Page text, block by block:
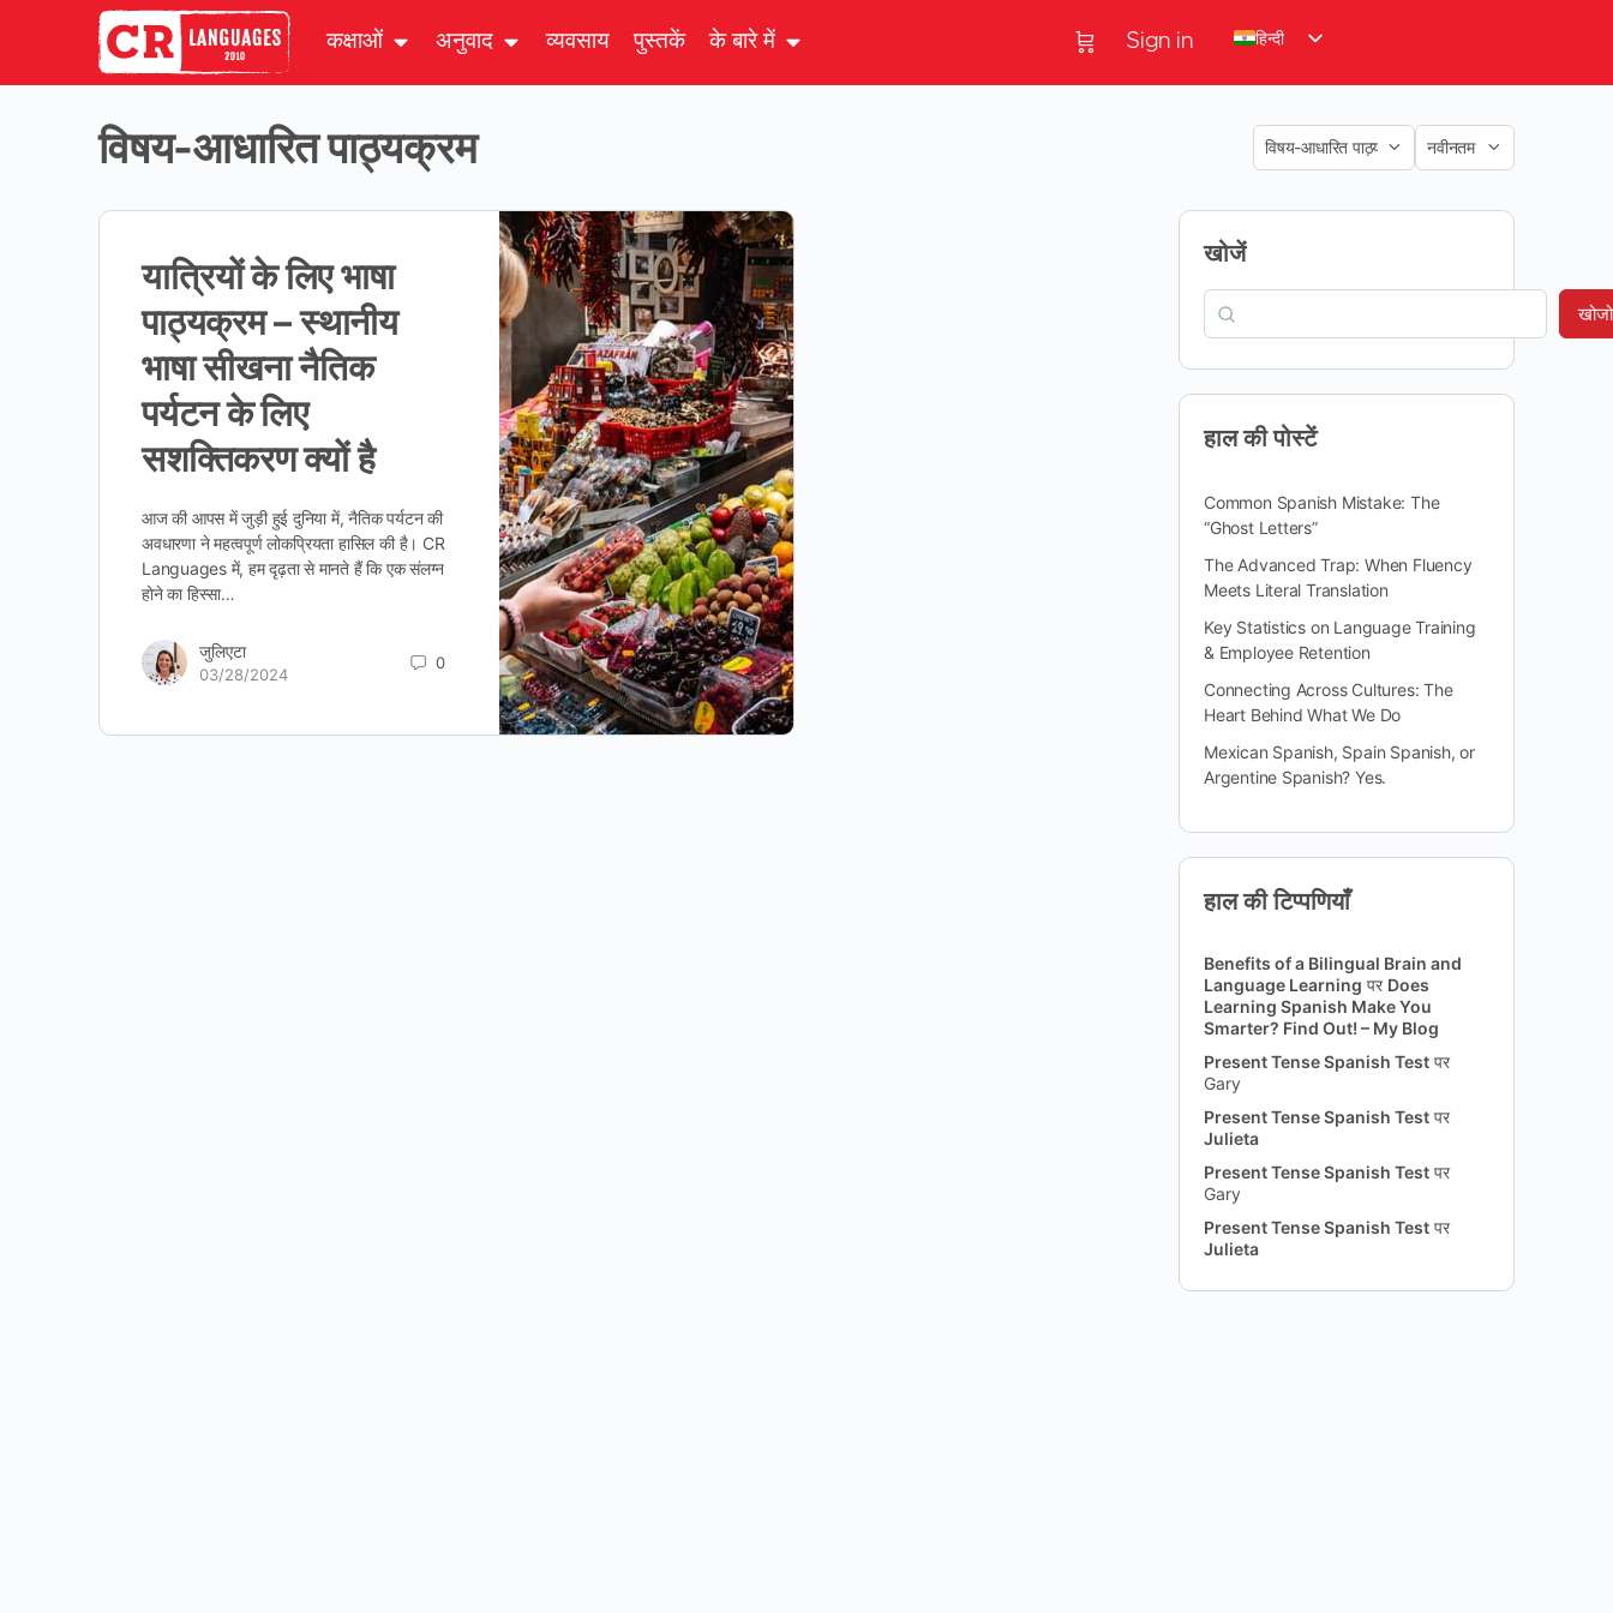
कक्षाओं अनुवाद व्यवसाय पुस्तकें के बारे में Sign in हिन्दी
विषय-आधारित पाठ्यक्रम
यात्रियों के लिए भाषा
पाठ्यक्रम – स्थानीय
भाषा सीखना नैतिक
पर्यटन के लिए
सशक्तिकरण क्यों है
आज की आपस में जुड़ी हुई दुनिया में, नैतिक पर्यटन की
अवधारणा ने महत्वपूर्ण लोकप्रियता हासिल की है। CR
Languages में, हम दृढ़ता से मानते हैं कि एक संलग्न
होने का हिस्सा…
जुलिएटा
03/28/2024
0
खोजें
हाल की पोस्टें
Common Spanish Mistake: The
“Ghost Letters”
The Advanced Trap: When Fluency
Meets Literal Translation
Key Statistics on Language Training
& Employee Retention
Connecting Across Cultures: The
Heart Behind What We Do
Mexican Spanish, Spain Spanish, or
Argentine Spanish? Yes.
हाल की टिप्पणियाँ
Benefits of a Bilingual Brain and
Language Learning पर Does
Learning Spanish Make You
Smarter? Find Out! – My Blog
Present Tense Spanish Test पर
Gary
Present Tense Spanish Test पर
Julieta
Present Tense Spanish Test पर
Gary
Present Tense Spanish Test पर
Julieta